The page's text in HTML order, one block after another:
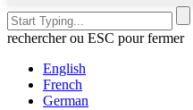
rechercher ou ESC pour fermer
English
French
German